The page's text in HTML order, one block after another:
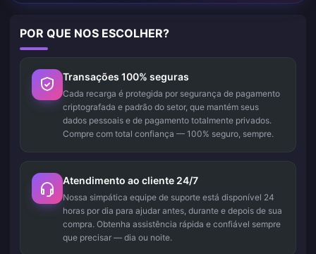
POR QUE NOS ESCOLHER?
Transações 100% seguras
Cada recarga é protegida por segurança de pagamento
criptografada e padrão do setor, que mantém seus
dados pessoais e de pagamento totalmente privados.
Compre com total confiança — 100% seguro, sempre.
Atendimento ao cliente 24/7
Nossa simpática equipe de suporte está disponível 24
horas por dia para ajudar antes, durante e depois de sua
compra. Obtenha assistência rápida e confiável sempre
que precisar — dia ou noite.